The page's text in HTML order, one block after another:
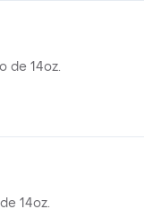
de 14oz.
14oz.